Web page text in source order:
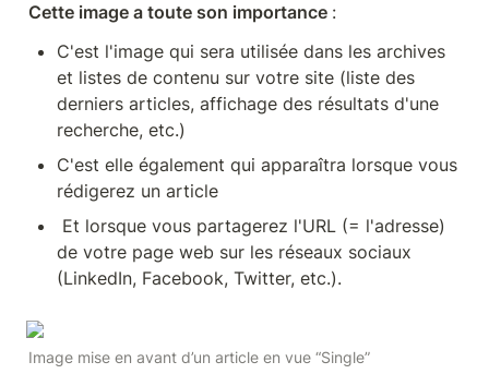
Cette image a toute son importance :
C'est l'image qui sera utilisée dans les archives
et listes de contenu sur votre site (liste des
derniers articles, affichage des résultats d'une
recherche, etc.)
C'est elle également qui apparaîtra lorsque vous
rédigerez un article
de votre page web sur les réseaux sociaux
(LinkedIn, Facebook, Twitter, etc.).
Image mise en avant d’un article en vue “Single”